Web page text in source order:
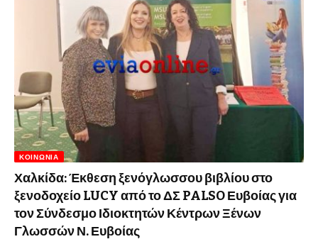
ΚΟΙΝΩΝΊΑ
Χαλκίδα: Έκθεση ξενόγλωσσου βιβλίου στο
ξενοδοχείο LUCY από το ΔΣ PALSO Ευβοίας για
τον Σύνδεσμο Ιδιοκτητών Κέντρων Ξένων
Γλωσσών Ν. Ευβοίας